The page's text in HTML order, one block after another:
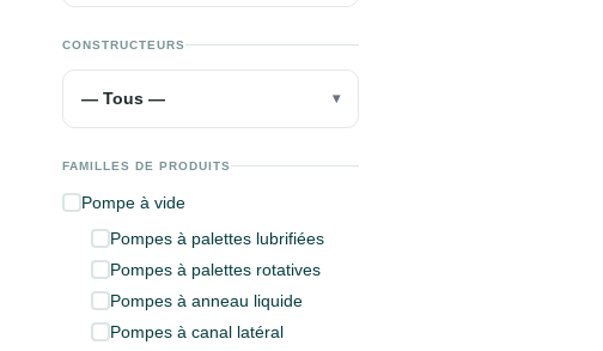
CONSTRUCTEURS
— Tous — ▾
FAMILLES DE PRODUITS
Pompe à vide
Pompes à palettes lubrifiées
Pompes à palettes rotatives
Pompes à anneau liquide
Pompes à canal latéral